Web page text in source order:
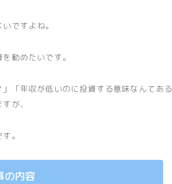
ですよね。
勧めたいです。
「年収が低いのに投資する意味なんてある
が、
。
の内容